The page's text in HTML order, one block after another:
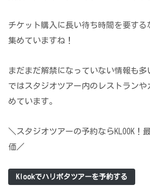
チケット購入に長い待ち時間を要する
集めていますね！
まだまだ解禁になっていない情報も多
ではスタジオツアー内のレストランや
めています。
＼スタジオツアーの予約ならKLOOK！
価／
Klookでハリポタツアーを予約する